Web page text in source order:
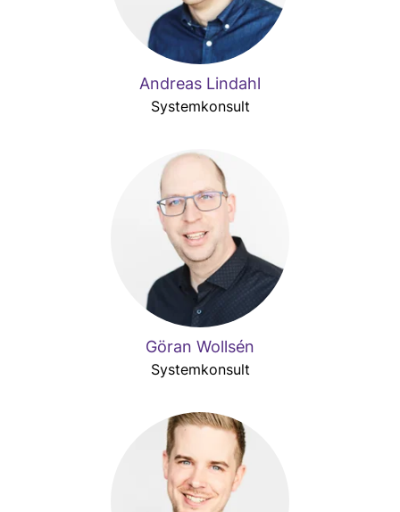
Andreas Lindahl
Systemkonsult
Göran Wollsén
Systemkonsult